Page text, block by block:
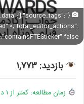
بازدید: ۱,۷۷۳
زمان مطالعه: کمتر از ۱ دقیقه